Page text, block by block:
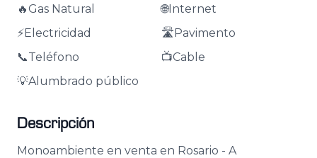
🔥Gas Natural 🌐Internet
⚡Electricidad 🛣️Pavimento
📞Teléfono 📺Cable
💡Alumbrado público
Descripción
Monoambiente en venta en Rosario - A